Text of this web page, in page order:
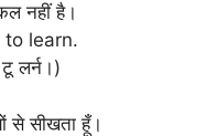
नहीं है।
to learn.
टू लर्न।)
से सीखता हूँ।